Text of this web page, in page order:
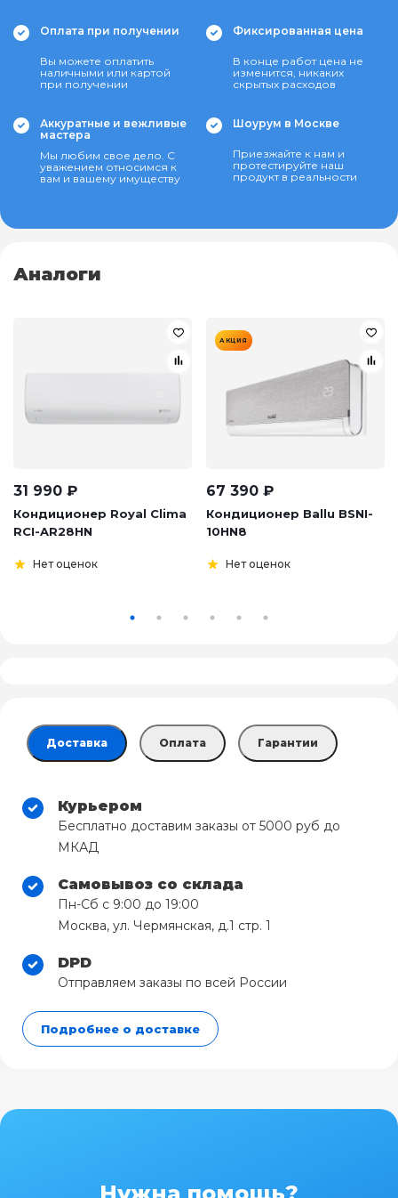
Оплата при получении
Вы можете оплатить
наличными или картой
при получении
Фиксированная цена
В конце работ цена не
изменится, никаких
скрытых расходов
Аккуратные и вежливые
мастера
Мы любим свое дело. С
уважением относимся к
вам и вашему имуществу
Шоурум в Москве
Приезжайте к нам и
протестируйте наш
продукт в реальности
Аналоги
31 990 ₽
Кондиционер Royal Clima
RCI-AR28HN
Нет оценок
АКЦИЯ
67 390 ₽
Кондиционер Ballu BSNI-
10HN8
Нет оценок
Доставка Оплата Гарантии
Курьером
Бесплатно доставим заказы от 5000 руб до
МКАД
Самовывоз со склада
Пн-Сб с 9:00 до 19:00
Москва, ул. Чермянская, д.1 стр. 1
DPD
Отправляем заказы по всей России
Подробнее о доставке